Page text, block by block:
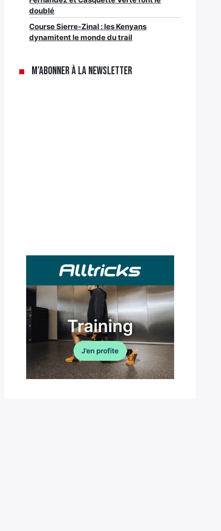
doublé
Course Sierre-Zinal : les Kenyans
dynamitent le monde du trail
M’abonner à la newsletter